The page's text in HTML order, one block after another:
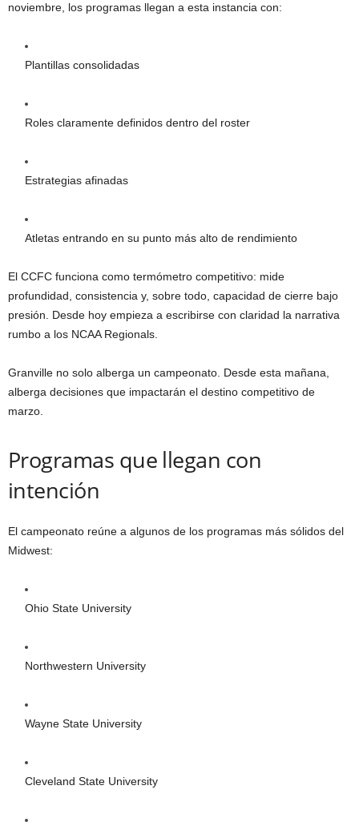
noviembre, los programas llegan a esta instancia con:
Plantillas consolidadas
Roles claramente definidos dentro del roster
Estrategias afinadas
Atletas entrando en su punto más alto de rendimiento
El CCFC funciona como termómetro competitivo: mide
profundidad, consistencia y, sobre todo, capacidad de cierre bajo
presión. Desde hoy empieza a escribirse con claridad la narrativa
rumbo a los NCAA Regionals.
Granville no solo alberga un campeonato. Desde esta mañana,
alberga decisiones que impactarán el destino competitivo de
marzo.
Programas que llegan con
intención
El campeonato reúne a algunos de los programas más sólidos del
Midwest:
Ohio State University
Northwestern University
Wayne State University
Cleveland State University